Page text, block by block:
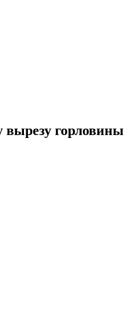
вырезу горловины